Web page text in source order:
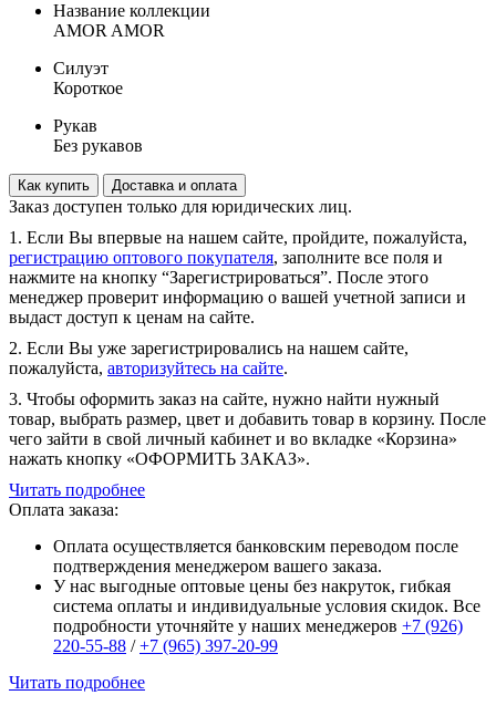
Название коллекции
AMOR AMOR
Силуэт
Короткое
Рукав
Без рукавов
Как купить Доставка и оплата
Заказ доступен только для юридических лиц.
1. Если Вы впервые на нашем сайте, пройдите, пожалуйста,
регистрацию оптового покупателя, заполните все поля и
нажмите на кнопку “Зарегистрироваться”. После этого
менеджер проверит информацию о вашей учетной записи и
выдаст доступ к ценам на сайте.
2. Если Вы уже зарегистрировались на нашем сайте,
пожалуйста, авторизуйтесь на сайте.
3. Чтобы оформить заказ на сайте, нужно найти нужный
товар, выбрать размер, цвет и добавить товар в корзину. После
чего зайти в свой личный кабинет и во вкладке «Корзина»
нажать кнопку «ОФОРМИТЬ ЗАКАЗ».
Читать подробнее
Оплата заказа:
Оплата осуществляется банковским переводом после
подтверждения менеджером вашего заказа.
У нас выгодные оптовые цены без накруток, гибкая
система оплаты и индивидуальные условия скидок. Все
подробности уточняйте у наших менеджеров +7 (926)
220-55-88 /+7 (965) 397-20-99
Читать подробнее